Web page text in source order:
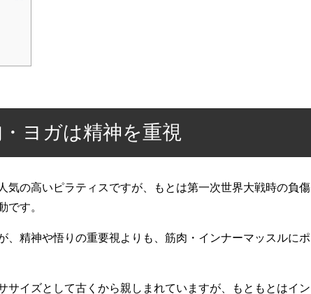
ヨガは精神を重視
気の高いピラティスですが、もとは第一次世界大戦時の負傷
です。
、精神や悟りの重要視よりも、筋肉・インナーマッスルにポ
サイズとして古くから親しまれていますが、もともとはイン